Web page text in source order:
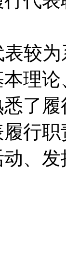
较为
理
了
行
、